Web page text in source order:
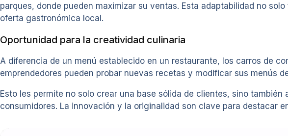
parques, donde pueden maximizar su ventas. Esta adaptabilidad no
oferta gastronómica local.
Oportunidad para la creatividad culinaria
A diferencia de un menú establecido en un restaurante, los carros de
emprendedores pueden probar nuevas recetas y modificar sus menús
Esto les permite no solo crear una base sólida de clientes, sino
consumidores. La innovación y la originalidad son clave para destacar